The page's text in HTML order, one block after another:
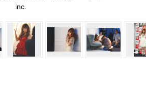
inc.